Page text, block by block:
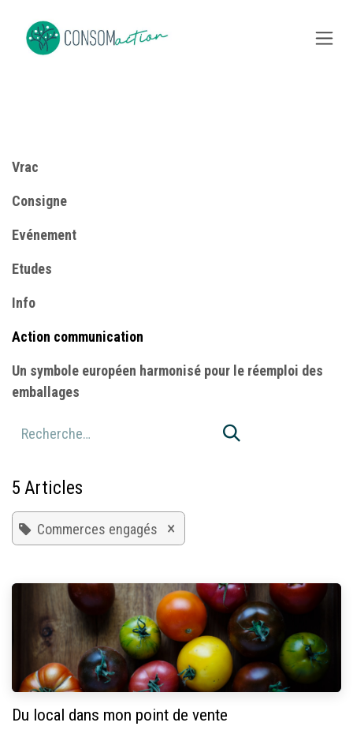
Vrac
Consigne
​Evénement
Etudes
Info
​Action communication
Un symbole européen harmonisé pour le réemploi des
emballages
5 Articles
Commerces engagés ×
Du local dans mon point de vente